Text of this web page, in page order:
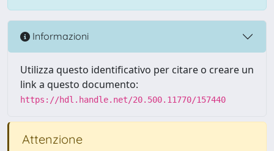
Informazioni
Utilizza questo identificativo per citare o creare un
link a questo documento:
https://hdl.handle.net/20.500.11770/157440
Attenzione